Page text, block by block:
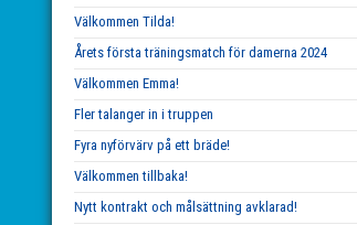
Välkommen Tilda!
Årets första träningsmatch för damerna 2024
Välkommen Emma!
Fler talanger in i truppen
Fyra nyförvärv på ett bräde!
Välkommen tillbaka!
Nytt kontrakt och målsättning avklarad!